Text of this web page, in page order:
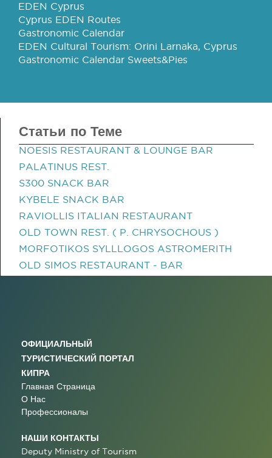
EDEN Cyprus
Cyprus EDEN Routes
Gastronomic Calendar
EDEN Cultural Tourism: Orini Larnaka, Cyprus
Gastronomic Calendar Sweets&Pies
Статьи по Теме
NOESIS RESTAURANT & LOUNGE BAR
PALATINUS REST.
S300 SNACK BAR
KYBELE SNACK BAR
RAVIOLLIS ITALIAN RESTAURANT
OLD TOWN REST. ( P. CHRYSOCHOUS )
MORFOTIKOS SYLLLOGOS ASTROMERITH
OLD SIMOS RESTAURANT - BAR
ОФИЦИАЛЬНЫЙ
ТУРИСТИЧЕСКИЙ ПОРТАЛ
КИПРА
Главная Страница
О Нас
Профессионалы
НАШИ КОНТАКТЫ
Deputy Ministry of Tourism